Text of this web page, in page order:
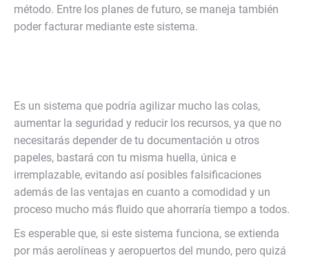
método. Entre los planes de futuro, se maneja también
poder facturar mediante este sistema.
Es un sistema que podría agilizar mucho las colas,
aumentar la seguridad y reducir los recursos, ya que no
necesitarás depender de tu documentación u otros
papeles, bastará con tu misma huella, única e
irremplazable, evitando así posibles falsificaciones
además de las ventajas en cuanto a comodidad y un
proceso mucho más fluido que ahorraría tiempo a todos.
Es esperable que, si este sistema funciona, se extienda
por más aerolíneas y aeropuertos del mundo, pero quizá